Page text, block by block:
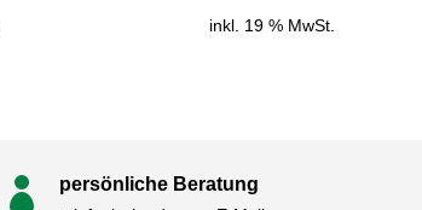
inkl. 19 % MwSt.
 persönliche Beratung